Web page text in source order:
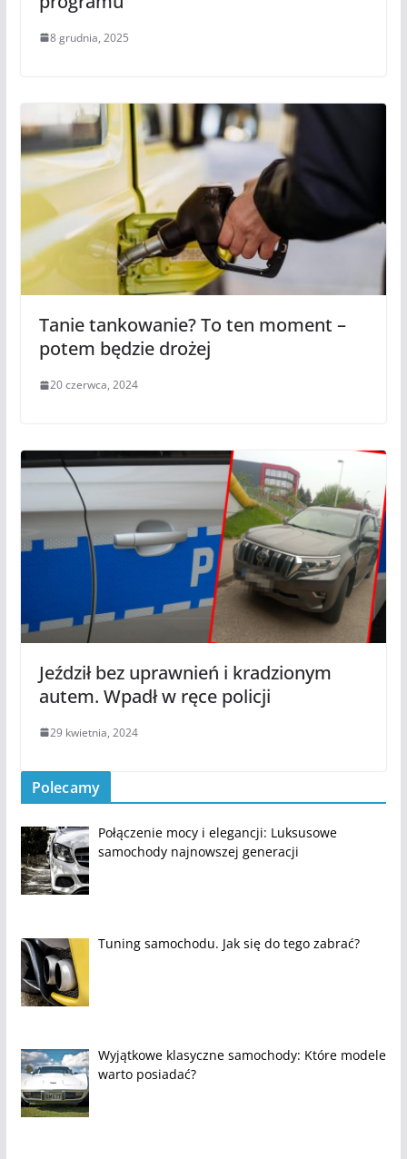
8 grudnia, 2025
Tanie tankowanie? To ten moment –
potem będzie drożej
20 czerwca, 2024
Jeździł bez uprawnień i kradzionym
autem. Wpadł w ręce policji
29 kwietnia, 2024
Polecamy
Połączenie mocy i elegancji: Luksusowe
samochody najnowszej generacji
Tuning samochodu. Jak się do tego zabrać?
Wyjątkowe klasyczne samochody: Które modele
warto posiadać?